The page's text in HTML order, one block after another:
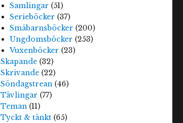
Samlingar (51)
Serieböcker (37)
Småbarnsböcker (200)
Ungdomsböcker (253)
Vuxenböcker (23)
Skapande (32)
Skrivande (22)
Söndagstrean (46)
Tävlingar (77)
Teman (11)
Tyckt & tänkt (65)